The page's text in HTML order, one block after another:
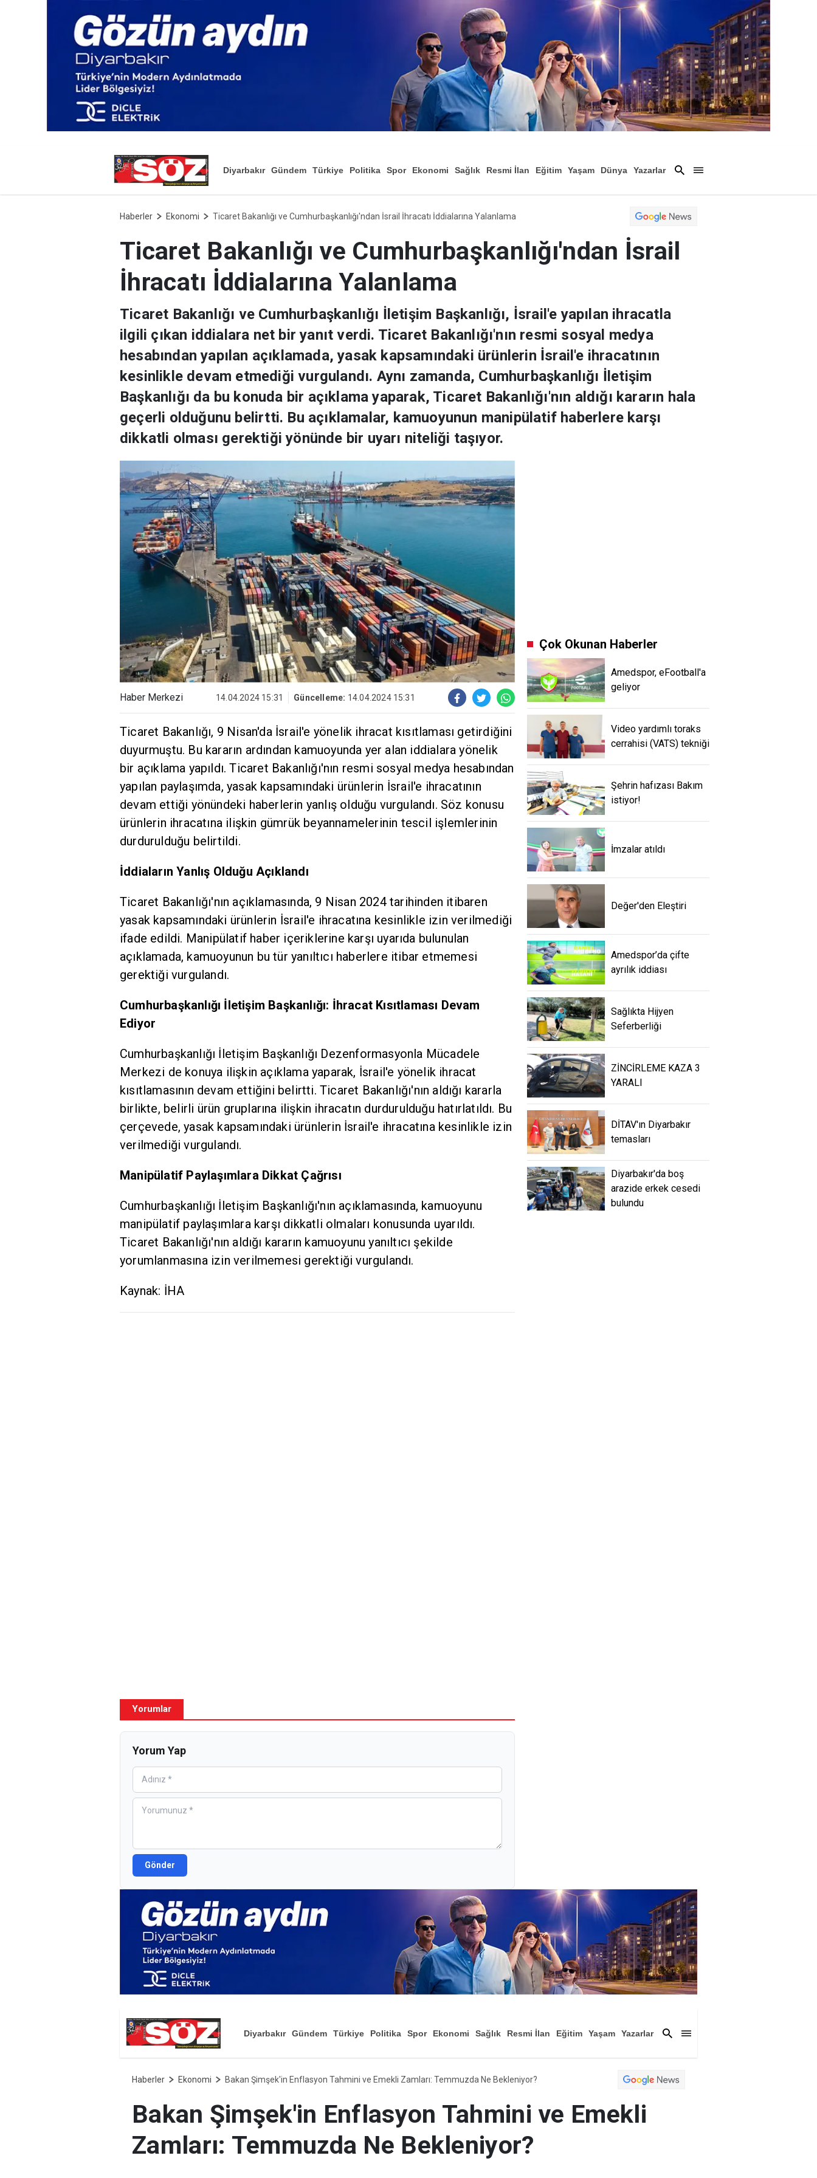
Diyarbakır Gündem Türkiye Politika Spor Ekonomi Sağlık Resmi İlan Eğitim Yaşam
Dünya
Yazarlar
Haberler Ekonomi Ticaret Bakanlığı ve Cumhurbaşkanlığı'ndan İsrail İhracatı İddialarına Yalanlama
Ticaret Bakanlığı ve Cumhurbaşkanlığı'ndan İsrail
İhracatı İddialarına Yalanlama
Ticaret Bakanlığı ve Cumhurbaşkanlığı İletişim Başkanlığı, İsrail'e yapılan ihracatla
ilgili çıkan iddialara net bir yanıt verdi. Ticaret Bakanlığı'nın resmi sosyal medya
hesabından yapılan açıklamada, yasak kapsamındaki ürünlerin İsrail'e ihracatının
kesinlikle devam etmediği vurgulandı. Aynı zamanda, Cumhurbaşkanlığı İletişim
Başkanlığı da bu konuda bir açıklama yaparak, Ticaret Bakanlığı'nın aldığı kararın hala
geçerli olduğunu belirtti. Bu açıklamalar, kamuoyunun manipülatif haberlere karşı
dikkatli olması gerektiği yönünde bir uyarı niteliği taşıyor.
Haber Merkezi 14.04.2024 15:31 Güncelleme: 14.04.2024 15:31
Ticaret Bakanlığı, 9 Nisan'da İsrail'e yönelik ihracat kısıtlaması getirdiğini
duyurmuştu. Bu kararın ardından kamuoyunda yer alan iddialara yönelik
bir açıklama yapıldı. Ticaret Bakanlığı'nın resmi sosyal medya hesabından
yapılan paylaşımda, yasak kapsamındaki ürünlerin İsrail'e ihracatının
devam ettiği yönündeki haberlerin yanlış olduğu vurgulandı. Söz konusu
ürünlerin ihracatına ilişkin gümrük beyannamelerinin tescil işlemlerinin
durdurulduğu belirtildi.
İddiaların Yanlış Olduğu Açıklandı
Ticaret Bakanlığı'nın açıklamasında, 9 Nisan 2024 tarihinden itibaren
yasak kapsamındaki ürünlerin İsrail'e ihracatına kesinlikle izin verilmediği
ifade edildi. Manipülatif haber içeriklerine karşı uyarıda bulunulan
açıklamada, kamuoyunun bu tür yanıltıcı haberlere itibar etmemesi
gerektiği vurgulandı.
Cumhurbaşkanlığı İletişim Başkanlığı: İhracat Kısıtlaması Devam
Ediyor
Cumhurbaşkanlığı İletişim Başkanlığı Dezenformasyonla Mücadele
Merkezi de konuya ilişkin açıklama yaparak, İsrail'e yönelik ihracat
kısıtlamasının devam ettiğini belirtti. Ticaret Bakanlığı'nın aldığı kararla
birlikte, belirli ürün gruplarına ilişkin ihracatın durdurulduğu hatırlatıldı. Bu
çerçevede, yasak kapsamındaki ürünlerin İsrail'e ihracatına kesinlikle izin
verilmediği vurgulandı.
Manipülatif Paylaşımlara Dikkat Çağrısı
Cumhurbaşkanlığı İletişim Başkanlığı'nın açıklamasında, kamuoyunu
manipülatif paylaşımlara karşı dikkatli olmaları konusunda uyarıldı.
Ticaret Bakanlığı'nın aldığı kararın kamuoyunu yanıltıcı şekilde
yorumlanmasına izin verilmemesi gerektiği vurgulandı.
Kaynak: İHA
Yorumlar
Yorum Yap
Gönder
Çok Okunan Haberler
Amedspor, eFootball'a
geliyor
Video yardımlı toraks
cerrahisi (VATS) tekniği
Şehrin hafızası Bakım
istiyor!
İmzalar atıldı
Değer'den Eleştiri
Amedspor’da çifte
ayrılık iddiası
Sağlıkta Hijyen
Seferberliği
ZİNCİRLEME KAZA 3
YARALI
DİTAV'ın Diyarbakır
temasları
Diyarbakır'da boş
arazide erkek cesedi
bulundu
Diyarbakır Gündem Türkiye Politika Spor Ekonomi Sağlık Resmi İlan Eğitim
Yaşam
Yazarlar
Haberler Ekonomi Bakan Şimşek'in Enflasyon Tahmini ve Emekli Zamları: Temmuzda Ne Bekleniyor?
Bakan Şimşek'in Enflasyon Tahmini ve Emekli
Zamları: Temmuzda Ne Bekleniyor?